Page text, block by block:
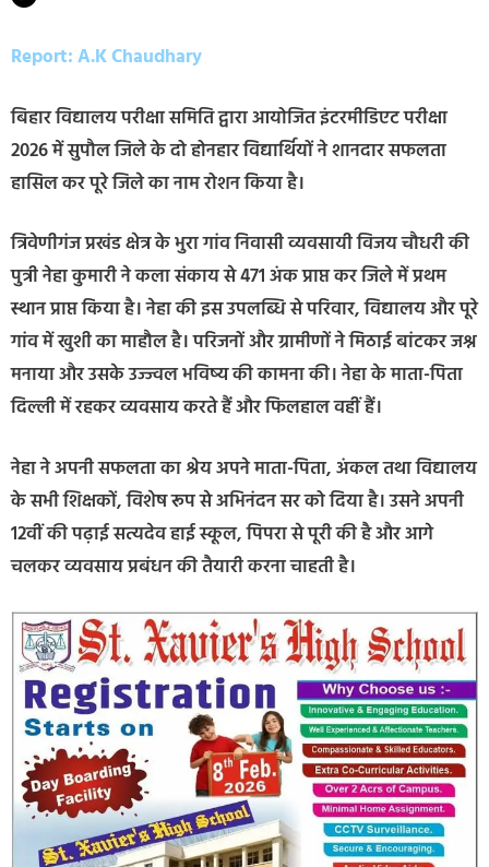
Report: A.K Chaudhary
बिहार विद्यालय परीक्षा समिति द्वारा आयोजित इंटरमीडिएट परीक्षा
2026 में सुपौल जिले के दो होनहार विद्यार्थियों ने शानदार सफलता
हासिल कर पूरे जिले का नाम रोशन किया है।
त्रिवेणीगंज प्रखंड क्षेत्र के भुरा गांव निवासी व्यवसायी विजय चौधरी की
पुत्री नेहा कुमारी ने कला संकाय से 471 अंक प्राप्त कर जिले में प्रथम
स्थान प्राप्त किया है। नेहा की इस उपलब्धि से परिवार, विद्यालय और पूरे
गांव में खुशी का माहौल है। परिजनों और ग्रामीणों ने मिठाई बांटकर जश्न
मनाया और उसके उज्ज्वल भविष्य की कामना की। नेहा के माता-पिता
दिल्ली में रहकर व्यवसाय करते हैं और फिलहाल वहीं हैं।
नेहा ने अपनी सफलता का श्रेय अपने माता-पिता, अंकल तथा विद्यालय
के सभी शिक्षकों, विशेष रूप से अभिनंदन सर को दिया है। उसने अपनी
12वीं की पढ़ाई सत्यदेव हाई स्कूल, पिपरा से पूरी की है और आगे
चलकर व्यवसाय प्रबंधन की तैयारी करना चाहती है।